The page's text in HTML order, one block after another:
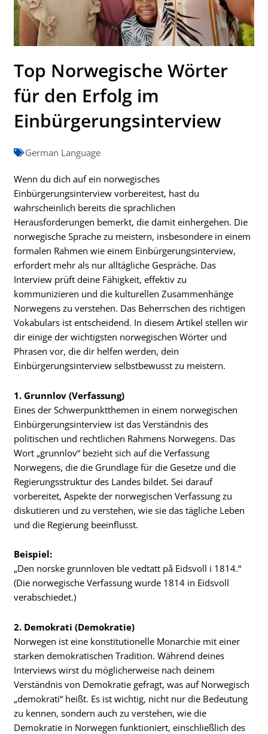
Top Norwegische Wörter
für den Erfolg im
Einbürgerungsinterview
German Language
Wenn du dich auf ein norwegisches
Einbürgerungsinterview vorbereitest, hast du
wahrscheinlich bereits die sprachlichen
Herausforderungen bemerkt, die damit einhergehen. Die
norwegische Sprache zu meistern, insbesondere in einem
formalen Rahmen wie einem Einbürgerungsinterview,
erfordert mehr als nur alltägliche Gespräche. Das
Interview prüft deine Fähigkeit, effektiv zu
kommunizieren und die kulturellen Zusammenhänge
Norwegens zu verstehen. Das Beherrschen des richtigen
Vokabulars ist entscheidend. In diesem Artikel stellen wir
dir einige der wichtigsten norwegischen Wörter und
Phrasen vor, die dir helfen werden, dein
Einbürgerungsinterview selbstbewusst zu meistern.
1. Grunnlov (Verfassung)
Eines der Schwerpunktthemen in einem norwegischen
Einbürgerungsinterview ist das Verständnis des
politischen und rechtlichen Rahmens Norwegens. Das
Wort „grunnlov“ bezieht sich auf die Verfassung
Norwegens, die die Grundlage für die Gesetze und die
Regierungsstruktur des Landes bildet. Sei darauf
vorbereitet, Aspekte der norwegischen Verfassung zu
diskutieren und zu verstehen, wie sie das tägliche Leben
und die Regierung beeinflusst.
Beispiel:
„Den norske grunnloven ble vedtatt på Eidsvoll i 1814.“
(Die norwegische Verfassung wurde 1814 in Eidsvoll
verabschiedet.)
2. Demokrati (Demokratie)
Norwegen ist eine konstitutionelle Monarchie mit einer
starken demokratischen Tradition. Während deines
Interviews wirst du möglicherweise nach deinem
Verständnis von Demokratie gefragt, was auf Norwegisch
„demokrati“ heißt. Es ist wichtig, nicht nur die Bedeutung
zu kennen, sondern auch zu verstehen, wie die
Demokratie in Norwegen funktioniert, einschließlich des